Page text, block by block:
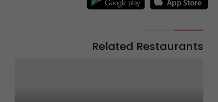
Related Restaurants